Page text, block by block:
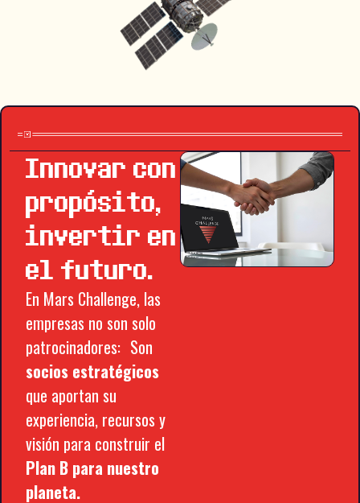
Innovar con
propósito,
invertir en
el futuro.
En Mars Challenge, las
empresas no son solo
patrocinadores: Son
socios estratégicos
que aportan su
experiencia, recursos y
visión para construir el
Plan B para nuestro
planeta.